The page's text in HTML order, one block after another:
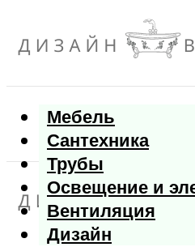
Мебель
Сантехника
Трубы
Освещение и
Вентиляция
Дизайн